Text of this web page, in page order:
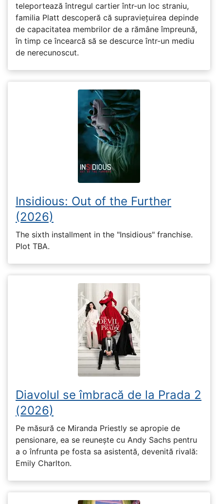
teleportează întregul cartier într-un loc straniu,
familia Platt descoperă că supraviețuirea depinde
de capacitatea membrilor de a rămâne împreună,
în timp ce încearcă să se descurce într-un mediu
de nerecunoscut.
Insidious: Out of the Further
(2026)
The sixth installment in the "Insidious" franchise.
Plot TBA.
Diavolul se îmbracă de la Prada 2
(2026)
Pe măsură ce Miranda Priestly se apropie de
pensionare, ea se reunește cu Andy Sachs pentru
a o înfrunta pe fosta sa asistentă, devenită rivală:
Emily Charlton.